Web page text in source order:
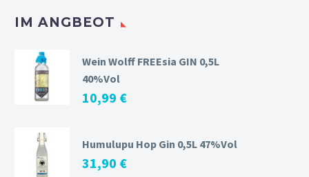
IM ANGBEOT
Wein Wolff FREEsia GIN 0,5L
40%Vol
10,99 €
Humulupu Hop Gin 0,5L 47%Vol
31,90 €